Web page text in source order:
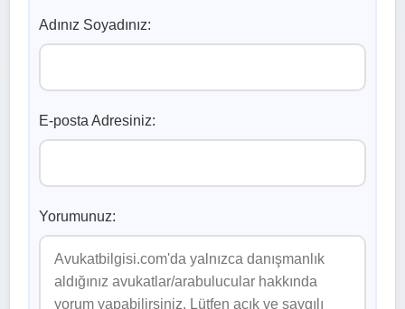
Adınız Soyadınız:
E-posta Adresiniz:
Yorumunuz: